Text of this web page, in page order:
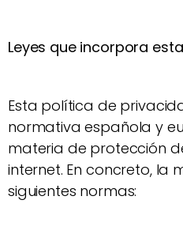
Leyes que incorpora
Esta política de
normativa española y
materia de protección
internet. En concreto, la
siguientes normas: